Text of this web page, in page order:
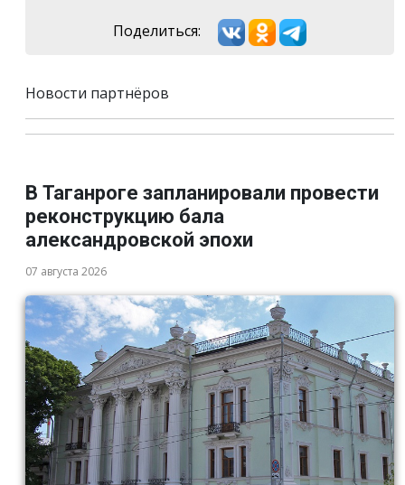
Поделиться:
Новости партнёров
В Таганроге запланировали провести
реконструкцию бала
александровской эпохи
07 августа 2026